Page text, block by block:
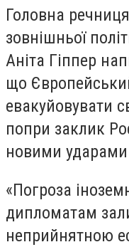
Головна
зовнішньої
Аніта Гіппер
що
евакуйовувати
попри заклик
новими ударами
«Погроза
дипломатам
неприйнятною